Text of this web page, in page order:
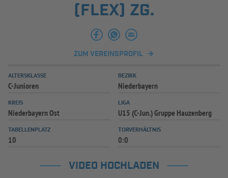
(FLEX) ZG.
ZUM VEREINSPROFIL
ALTERSKLASSE
C-Junioren
BEZIRK
Niederbayern
KREIS
Niederbayern Ost
LIGA
U15 (C-Jun.) Gruppe Hauzenberg
TABELLENPLATZ
10
TORVERHÄLTNIS
0:0
VIDEO HOCHLADEN